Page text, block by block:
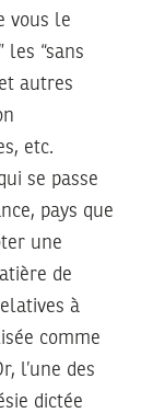
vous le
les “sans
autres
etc.
se passe
pays que
une
de
à
comme
l’une des
dictée